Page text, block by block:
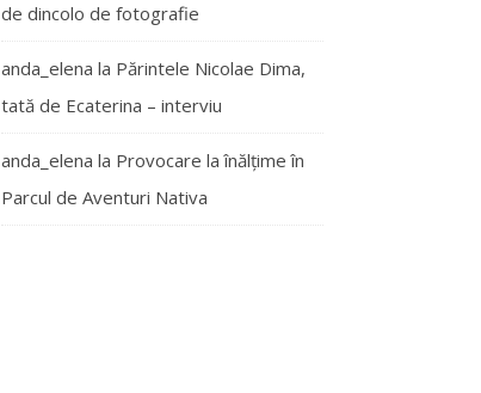
de dincolo de fotografie
anda_elena la Părintele Nicolae Dima,
tată de Ecaterina – interviu
anda_elena la Provocare la înălțime în
Parcul de Aventuri Nativa